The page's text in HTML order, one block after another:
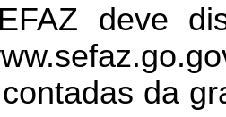
deve
da